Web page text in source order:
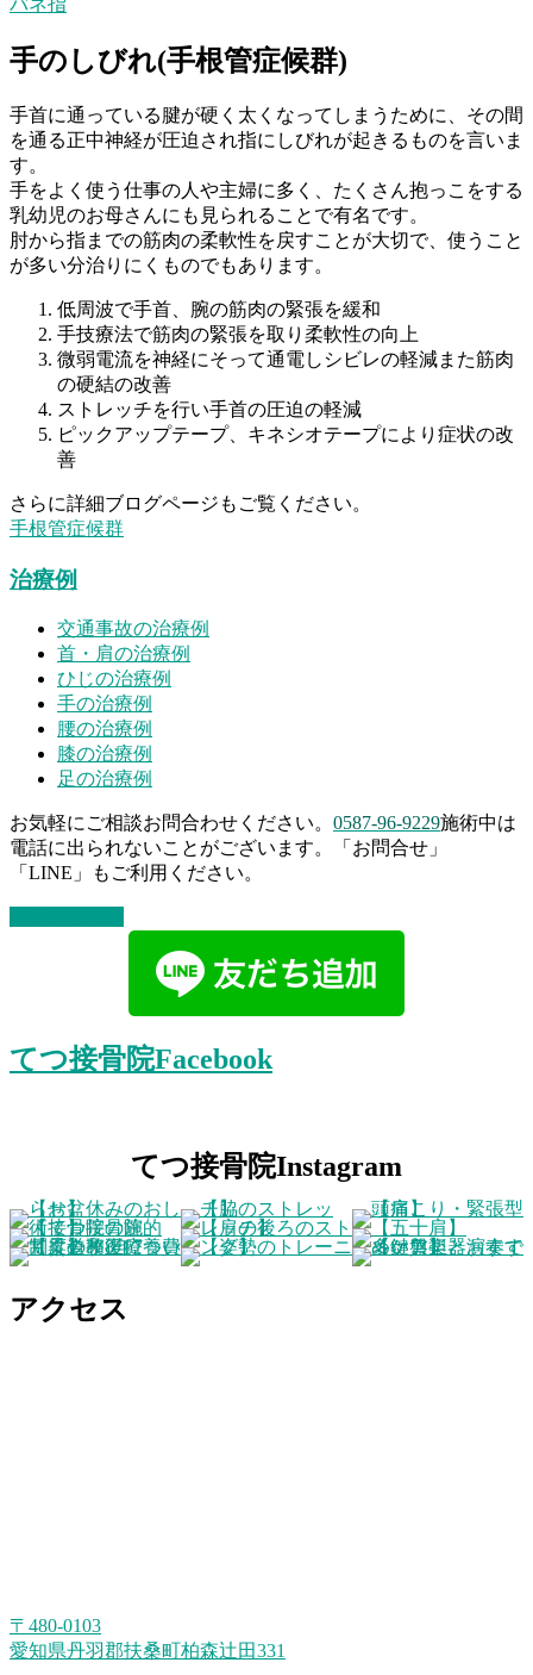
バネ指
手のしびれ(手根管症候群)
手首に通っている腱が硬く太くなってしまうために、その間
を通る正中神経が圧迫され指にしびれが起きるものを言いま
す。
手をよく使う仕事の人や主婦に多く、たくさん抱っこをする
乳幼児のお母さんにも見られることで有名です。
肘から指までの筋肉の柔軟性を戻すことが大切で、使うこと
が多い分治りにくものでもあります。
低周波で手首、腕の筋肉の緊張を緩和
手技療法で筋肉の緊張を取り柔軟性の向上
微弱電流を神経にそって通電しシビレの軽減また筋肉
の硬結の改善
ストレッチを行い手首の圧迫の軽減
ピックアップテープ、キネシオテープにより症状の改
善
さらに詳細ブログページもご覧ください。
手根管症候群
治療例
交通事故の治療例
首・肩の治療例
ひじの治療例
手の治療例
腰の治療例
膝の治療例
足の治療例
お気軽にご相談お問合わせください。 0587-96-9229施術中は
電話に出られないことがございます。「お問合せ」
「LINE」もご利用ください。
てつ接骨院Facebook
てつ接骨院Instagram
アクセス
〒480-0103
愛知県丹羽郡扶桑町柏森辻田331